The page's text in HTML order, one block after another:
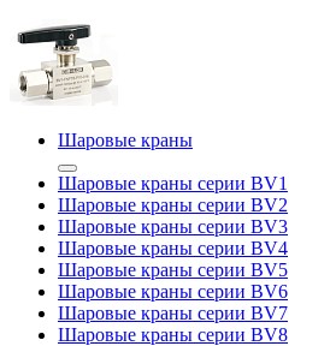
Шаровые краны
Шаровые краны серии BV1
Шаровые краны серии BV2
Шаровые краны серии BV3
Шаровые краны серии BV4
Шаровые краны серии BV5
Шаровые краны серии BV6
Шаровые краны серии BV7
Шаровые краны серии BV8